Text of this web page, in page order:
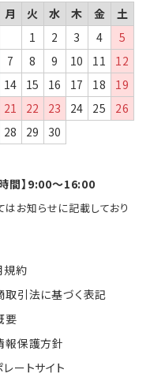
規約
取引法に基づく表記
要
報保護方針
ートサイト
月 火 水 木 金
土
1
2 3 4
5
7 8 9 10 11
12
14 15 16 17 18
19
21 22 23 24 25
26
28 29 30
間】9:00～16:00
お知らせに記載しており